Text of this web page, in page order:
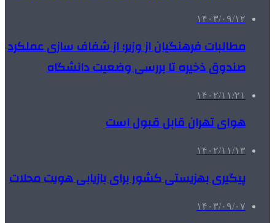
۱۴۰۳/۰۹/۱۲
مطالبات فرهنگیان از وزیر؛ از شفاف سازی عملکرد
صندوق ذخیره تا بررسی وضعیت دانشگاه
۱۴۰۲/۱۱/۲۱
هوای تهران قابل قبول است
۱۴۰۲/۱۱/۱۳
پیگیری بهزیستی کشور برای بازیابی هویت محلات
۱۴۰۳/۰۹/۰۷